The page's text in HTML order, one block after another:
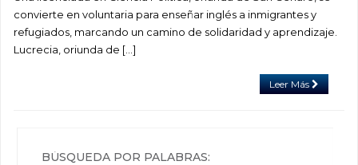
convierte en voluntaria para enseñar inglés a inmigrantes y
refugiados, marcando un camino de solidaridad y aprendizaje.
Lucrecia, oriunda de […]
Leer Más
BÚSQUEDA POR PALABRAS: